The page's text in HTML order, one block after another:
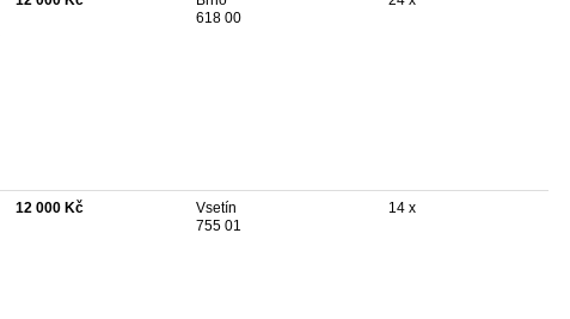
618 00
12 000 Kč
Vsetín
755 01
14 x